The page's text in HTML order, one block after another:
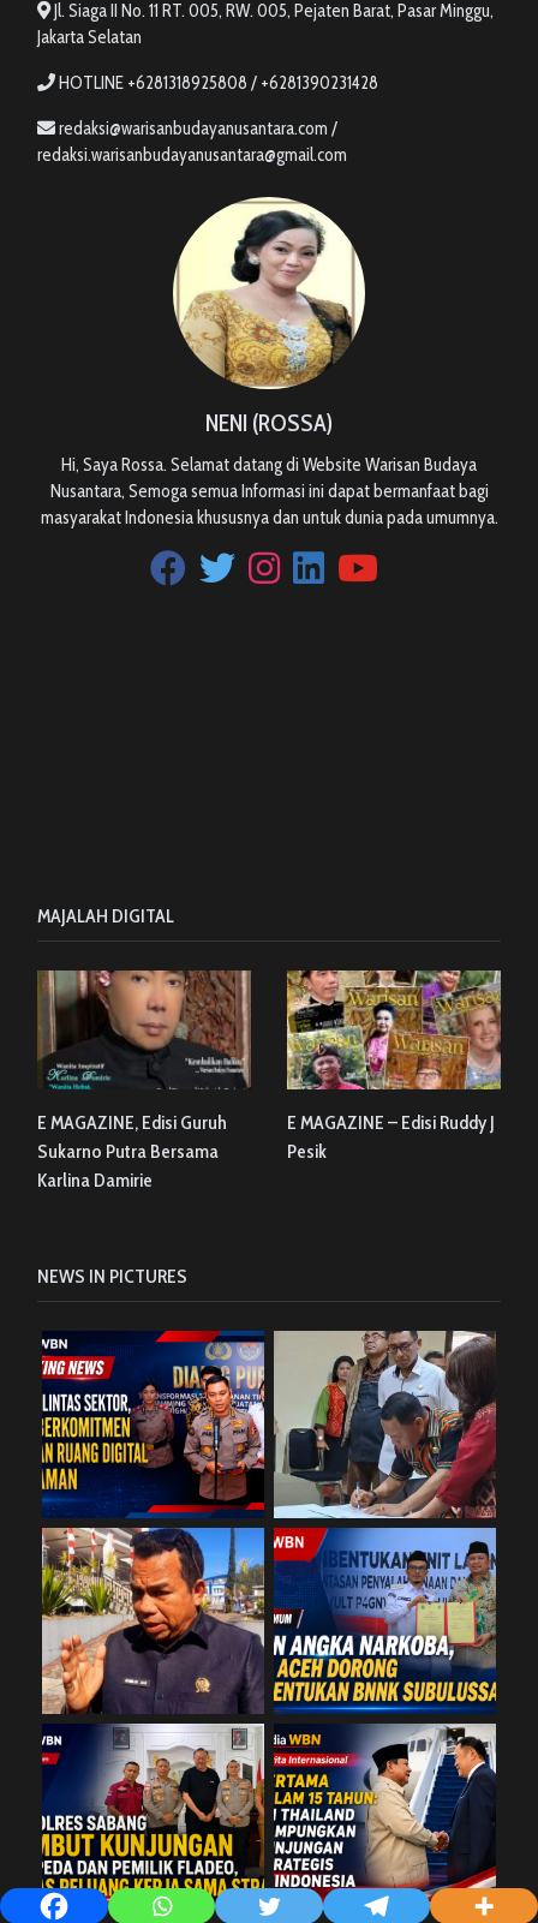
Jl. Siaga II No. 11 RT. 005, RW. 005, Pejaten Barat, Pasar Minggu,
Jakarta Selatan
HOTLINE +6281318925808 / +6281390231428
redaksi@warisanbudayanusantara.com /
redaksi.warisanbudayanusantara@gmail.com
NENI (ROSSA)
Hi, Saya Rossa. Selamat datang di Website Warisan Budaya
Nusantara, Semoga semua Informasi ini dapat bermanfaat bagi
masyarakat Indonesia khususnya dan untuk dunia pada umumnya.
MAJALAH DIGITAL
E MAGAZINE, Edisi Guruh
Sukarno Putra Bersama
Karlina Damirie
E MAGAZINE – Edisi Ruddy J
Pesik
NEWS IN PICTURES